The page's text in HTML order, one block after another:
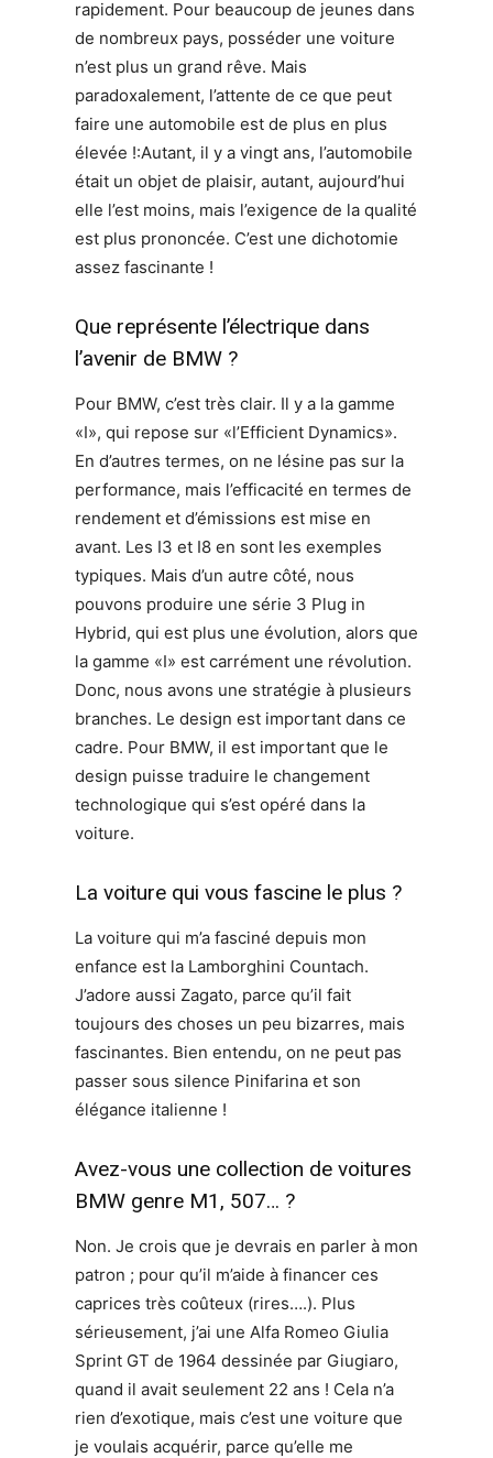
rapidement. Pour beaucoup de jeunes dans
de nombreux pays, posséder une voiture
n’est plus un grand rêve. Mais
paradoxalement, l’attente de ce que peut
faire une automobile est de plus en plus
élevée !:Autant, il y a vingt ans, l’automobile
était un objet de plaisir, autant, aujourd’hui
elle l’est moins, mais l’exigence de la qualité
est plus prononcée. C’est une dichotomie
assez fascinante !
Que représente l’électrique dans
l’avenir de BMW ?
Pour BMW, c’est très clair. Il y a la gamme
«I», qui repose sur «l’Efficient Dynamics».
En d’autres termes, on ne lésine pas sur la
performance, mais l’efficacité en termes de
rendement et d’émissions est mise en
avant. Les I3 et I8 en sont les exemples
typiques. Mais d’un autre côté, nous
pouvons produire une série 3 Plug in
Hybrid, qui est plus une évolution, alors que
la gamme «I» est carrément une révolution.
Donc, nous avons une stratégie à plusieurs
branches. Le design est important dans ce
cadre. Pour BMW, il est important que le
design puisse traduire le changement
technologique qui s’est opéré dans la
voiture.
La voiture qui vous fascine le plus ?
La voiture qui m’a fasciné depuis mon
enfance est la Lamborghini Countach.
J’adore aussi Zagato, parce qu’il fait
toujours des choses un peu bizarres, mais
fascinantes. Bien entendu, on ne peut pas
passer sous silence Pinifarina et son
élégance italienne !
Avez-vous une collection de voitures
BMW genre M1, 507… ?
Non. Je crois que je devrais en parler à mon
patron ; pour qu’il m’aide à financer ces
caprices très coûteux (rires….). Plus
sérieusement, j’ai une Alfa Romeo Giulia
Sprint GT de 1964 dessinée par Giugiaro,
quand il avait seulement 22 ans ! Cela n’a
rien d’exotique, mais c’est une voiture que
je voulais acquérir, parce qu’elle me